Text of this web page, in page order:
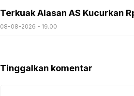
Terkuak Alasan AS Kucurkan
08-08-2026 - 19.00
Tinggalkan komentar